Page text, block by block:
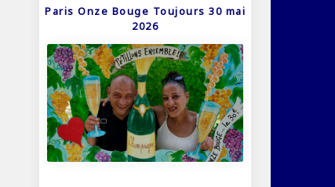
Paris Onze Bouge Toujours 30 mai
2026